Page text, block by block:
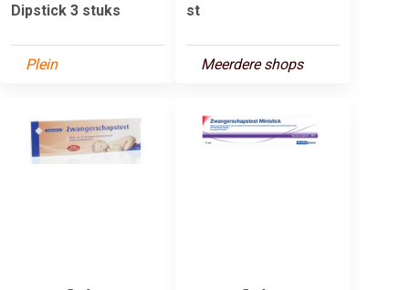
Dipstick 3 stuks
Plein
st
Meerdere shops